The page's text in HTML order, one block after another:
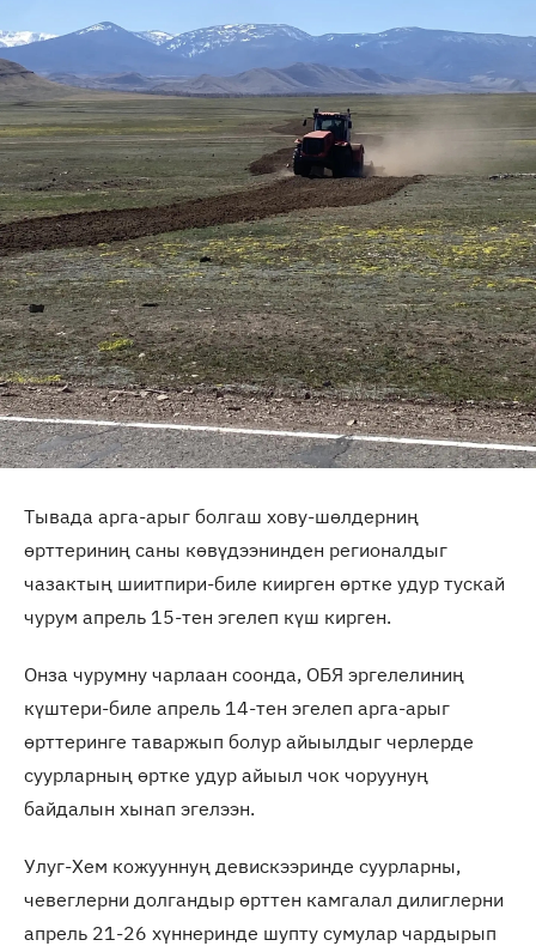
Тывада арга-арыг болгаш хову-шөлдерниң
өрттериниң саны көвүдээнинден регионалдыг
чазактың шиитпири-биле киирген өртке удур тускай
чурум апрель 15-тен эгелеп күш кирген.
Онза чурумну чарлаан соонда, ОБЯ эргелелиниң
күштери-биле апрель 14-тен эгелеп арга-арыг
өрттеринге таваржып болур айыылдыг черлерде
суурларның өртке удур айыыл чок чоруунуң
байдалын хынап эгелээн.
Улуг-Хем кожууннуң девискээринде суурларны,
чевеглерни долгандыр өрттен камгалал дилиглерни
апрель 21-26 хүннеринде шупту сумулар чардырып